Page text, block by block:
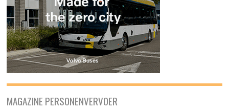
MAGAZINE PERSONENVERVOER